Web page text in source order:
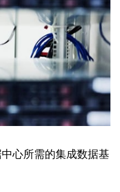
心所需的集成数据基